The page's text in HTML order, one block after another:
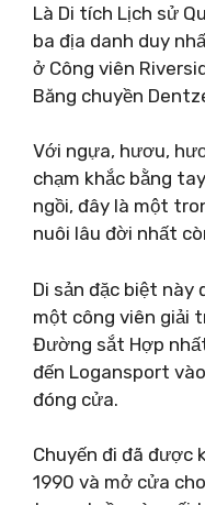
Là Di tích Lịch sử
ba địa danh duy
ở Công viên
Băng chuyền
Với ngựa, hươu,
chạm khắc bằng
ngồi, đây là một
nuôi lâu đời nhất
Di sản đặc biệt
một công viên giải
Đường sắt Hợp
đến Logansport
đóng cửa.
Chuyến đi đã được
1990 và mở cửa